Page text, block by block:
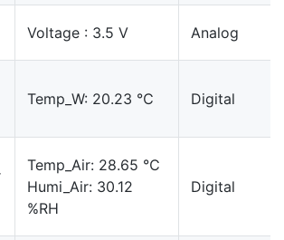
Voltage : 3.5 V Analog
Temp_W: 20.23 ℃ Digital
Temp_Air: 28.65 ℃
Humi_Air: 30.12
%RH
Digital